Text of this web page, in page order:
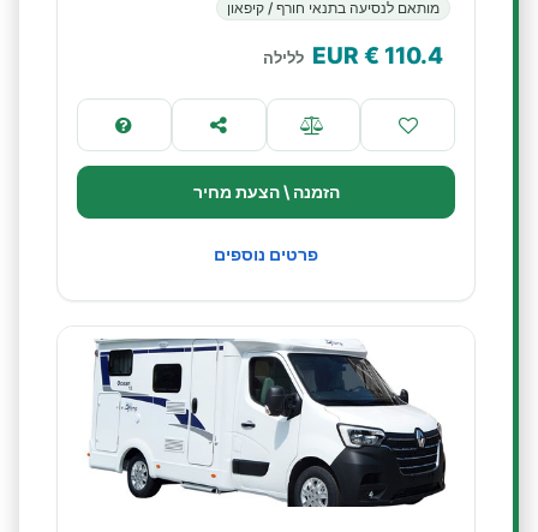
מותאם לנסיעה בתנאי חורף / קיפאון
110.4
€ EUR ללילה
הזמנה \ הצעת מחיר
פרטים נוספים